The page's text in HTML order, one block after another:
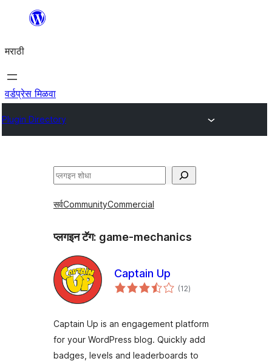
सामुग्रीवर
मराठी
वर्डप्रेस मिळवा
Plugin Directory
शोधा
सर्वCommunityCommercial
प्लगइन टॅग: game-mechanics
Captain Up
(12एकूण
मूल्यांकन
)
Captain Up is an engagement platform
for your WordPress blog. Quickly add
badges, levels and leaderboards to